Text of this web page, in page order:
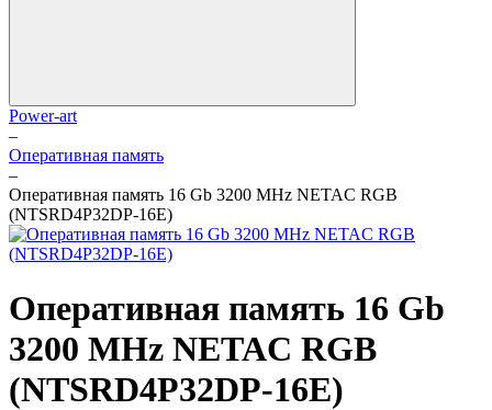
Power-art
–
Оперативная память
–
Оперативная память 16 Gb 3200 MHz NETAC RGB
(NTSRD4P32DP-16E)
Оперативная память 16 Gb
3200 MHz NETAC RGB
(NTSRD4P32DP-16E)